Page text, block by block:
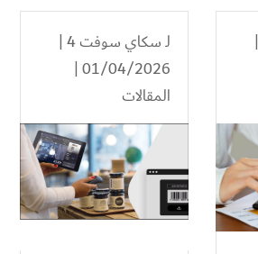
|
لـسكاي سوفت 4
|
01/04/2026 |
المقالات